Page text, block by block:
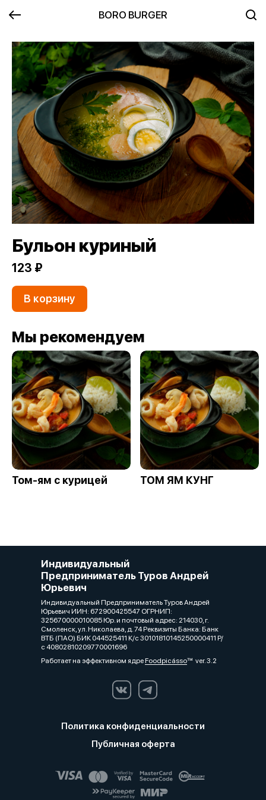
BORO BURGER
Бульон куриный
123 ₽
В корзину
Мы рекомендуем
Том-ям с курицей ТОМ ЯМ КУНГ
Индивидуальный
Предприниматель Туров Андрей
Юрьевич
Индивидуальный Предприниматель Туров Андрей
Юрьевич ИИН: 672900425547 ОГРНИП:
325670000010085 Юр. и почтовый адрес: 214030, г.
Смоленск, ул. Николаева, д. 74 Реквизиты Банка: Банк
ВТБ (ПАО) БИК 044525411 К/с 30101810145250000411 Р/
с 40802810209770001696
Работает на эффективном ядреFoodpicássover. 3.2
Политика конфиденциальности
Публичная оферта